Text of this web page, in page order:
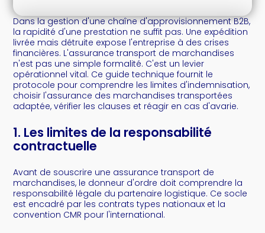
Dans la gestion d'une chaîne d'approvisionnement B2B,
la rapidité d'une prestation ne suffit pas. Une expédition
livrée mais détruite expose l'entreprise à des crises
financières. L'assurance transport de marchandises
n'est pas une simple formalité. C'est un levier
opérationnel vital. Ce guide technique fournit le
protocole pour comprendre les limites d'indemnisation,
choisir l'assurance des marchandises transportées
adaptée, vérifier les clauses et réagir en cas d'avarie.
1. Les limites de la responsabilité
contractuelle
Avant de souscrire une assurance transport de
marchandises, le donneur d'ordre doit comprendre la
responsabilité légale du partenaire logistique. Ce socle
est encadré par les contrats types nationaux et la
convention CMR pour l'international.